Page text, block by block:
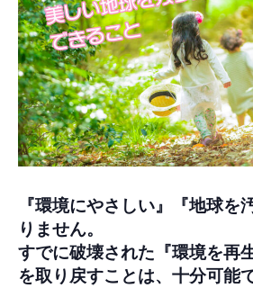
『環境にやさしい』『地球を
りません。
すでに破壊された『環境を再
を取り戻すことは、十分可能